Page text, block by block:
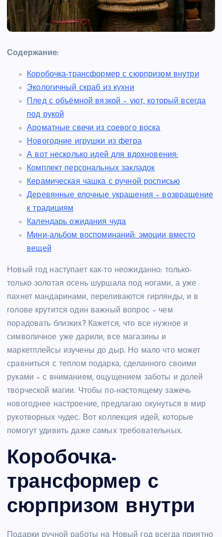
Содержание:
Коробочка-трансформер с сюрпризом внутри
Экологичный скраб из кухни
Плед с объёмной вязкой – уют, который всегда
под рукой
Ароматные свечи из соевого воска
Новогодние игрушки из фетра
А вот несколько идей для вдохновения:
Комплект персональных закладок
Керамическая чашка с ручной росписью
Деревянные елочные украшения – возвращение
к традициям
Календарь ожидания чуда
Мини-альбом воспоминаний: эмоции вместо
вещей
Новый год наступает как-то неожиданно: только-
только золотая осень шуршала под ногами, а уже
пахнет мандаринами, переливаются гирлянды, и в
голове крутится один важный вопрос – чем
порадовать близких? Кажется, что все нужное и
символичное уже дарили, все магазины и
маркетплейсы изучены до дыр. Но мало что может
сравниться с теплом подарка, сделанного своими
руками – с вниманием, ощущением заботы и долей
творческой магии. Чтобы по-настоящему зажечь
новогоднее настроение, предлагаю окунуться в мир
рукотворных чудес. Вот коллекция идей, которые
помогут удивить даже самых требовательных.
Коробочка-
трансформер с
сюрпризом внутри
Подарки ручной работы на Новый год всегда приятно